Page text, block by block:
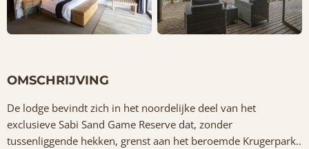
OMSCHRIJVING
De lodge bevindt zich in het noordelijke deel van het
exclusieve Sabi Sand Game Reserve dat, zonder
tussenliggende hekken, grenst aan het beroemde Krugerpark..